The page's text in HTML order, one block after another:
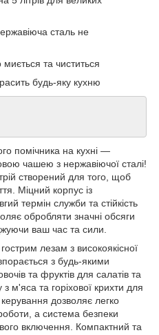
сталь не
миється та чиститься
будь-яку кухню
помічника на кухні —
чашею з нержавіючої сталі!
створений для того, щоб
Міцний корпус із
термін служби та стійкість
обробляти значні обсяги
ваш час та сили.
лезам з високоякісної
з будь-якими
та фруктів для салатів та
м'яса та горіхової крихти для
керування дозволяє легко
а система безпеки
включення. Компактний та